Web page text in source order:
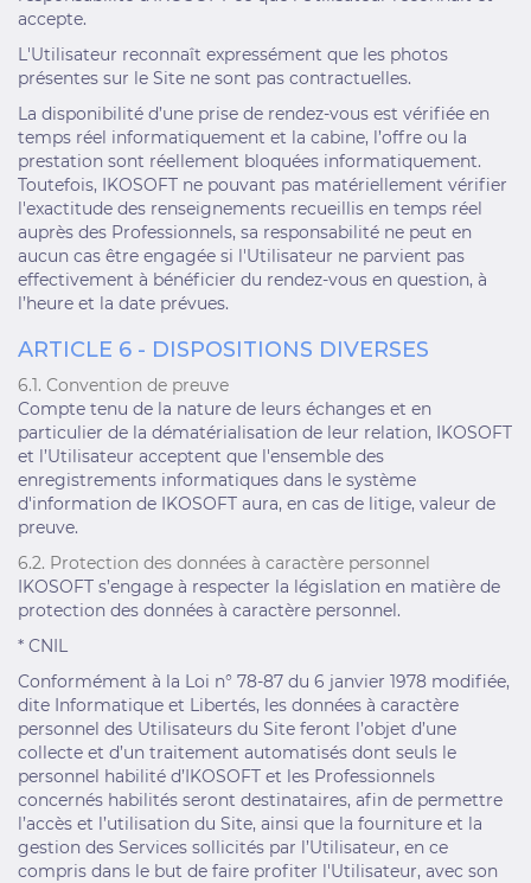
accepte.
L'Utilisateur reconnaît expressément que les photos
présentes sur le Site ne sont pas contractuelles.
La disponibilité d’une prise de rendez-vous est vérifiée en
temps réel informatiquement et la cabine, l’offre ou la
prestation sont réellement bloquées informatiquement.
Toutefois, IKOSOFT ne pouvant pas matériellement vérifier
l'exactitude des renseignements recueillis en temps réel
auprès des Professionnels, sa responsabilité ne peut en
aucun cas être engagée si l'Utilisateur ne parvient pas
effectivement à bénéficier du rendez-vous en question, à
l’heure et la date prévues.
ARTICLE 6 - DISPOSITIONS DIVERSES
6.1. Convention de preuve
Compte tenu de la nature de leurs échanges et en
particulier de la dématérialisation de leur relation, IKOSOFT
et l’Utilisateur acceptent que l'ensemble des
enregistrements informatiques dans le système
d'information de IKOSOFT aura, en cas de litige, valeur de
preuve.
6.2. Protection des données à caractère personnel
IKOSOFT s’engage à respecter la législation en matière de
protection des données à caractère personnel.
* CNIL
Conformément à la Loi n° 78-87 du 6 janvier 1978 modifiée,
dite Informatique et Libertés, les données à caractère
personnel des Utilisateurs du Site feront l’objet d’une
collecte et d’un traitement automatisés dont seuls le
personnel habilité d’IKOSOFT et les Professionnels
concernés habilités seront destinataires, afin de permettre
l’accès et l’utilisation du Site, ainsi que la fourniture et la
gestion des Services sollicités par l’Utilisateur, en ce
compris dans le but de faire profiter l'Utilisateur, avec son